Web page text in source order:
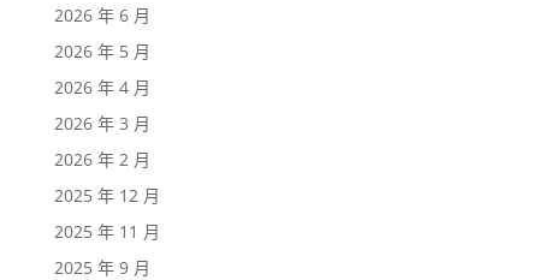
2026 年 6 月
2026 年 5 月
2026 年 4 月
2026 年 3 月
2026 年 2 月
2025 年 12 月
2025 年 11 月
2025 年 9 月